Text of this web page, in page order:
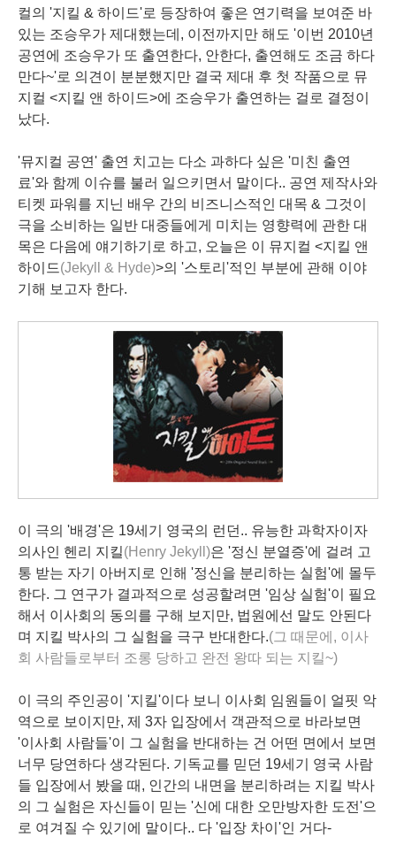
컬의 '지킬 & 하이드'로 등장하여 좋은 연기력을 보여준 바
있는 조승우가 제대했는데, 이전까지만 해도 '이번 2010년
공연에 조승우가 또 출연한다, 안한다, 출연해도 조금 하다
만다~'로 의견이 분분했지만 결국 제대 후 첫 작품으로 뮤
지컬 <지킬 앤 하이드>에 조승우가 출연하는 걸로 결정이
났다.
'뮤지컬 공연' 출연 치고는 다소 과하다 싶은 '미친 출연
료'와 함께 이슈를 불러 일으키면서 말이다.. 공연 제작사와
티켓 파워를 지닌 배우 간의 비즈니스적인 대목 & 그것이
극을 소비하는 일반 대중들에게 미치는 영향력에 관한 대
목은 다음에 얘기하기로 하고, 오늘은 이 뮤지컬 <지킬 앤
하이드(Jekyll & Hyde)>의 '스토리'적인 부분에 관해 이야
기해 보고자 한다.
이 극의 '배경'은 19세기 영국의 런던.. 유능한 과학자이자
의사인 헨리 지킬(Henry Jekyll)은 '정신 분열증'에 걸려 고
통 받는 자기 아버지로 인해 '정신을 분리하는 실험'에 몰두
한다. 그 연구가 결과적으로 성공할려면 '임상 실험'이 필요
해서 이사회의 동의를 구해 보지만, 법원에선 말도 안된다
며 지킬 박사의 그 실험을 극구 반대한다.(그 때문에, 이사
회 사람들로부터 조롱 당하고 완전 왕따 되는 지킬~)
이 극의 주인공이 '지킬'이다 보니 이사회 임원들이 얼핏 악
역으로 보이지만, 제 3자 입장에서 객관적으로 바라보면
'이사회 사람들'이 그 실험을 반대하는 건 어떤 면에서 보면
너무 당연하다 생각된다. 기독교를 믿던 19세기 영국 사람
들 입장에서 봤을 때, 인간의 내면을 분리하려는 지킬 박사
의 그 실험은 자신들이 믿는 '신에 대한 오만방자한 도전'으
로 여겨질 수 있기에 말이다.. 다 '입장 차이'인 거다-